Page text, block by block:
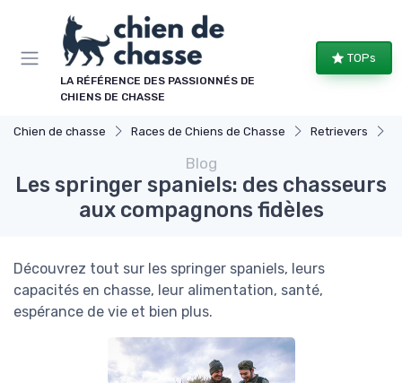
LA RÉFÉRENCE DES PASSIONNÉS DE
CHIENS DE CHASSE
TOPs
Chien de chasse Races de Chiens de Chasse Retrievers
Blog
Les springer spaniels: des chasseurs
aux compagnons fidèles
Découvrez tout sur les springer spaniels, leurs
capacités en chasse, leur alimentation, santé,
espérance de vie et bien plus.
Panneau de gestion des cookies